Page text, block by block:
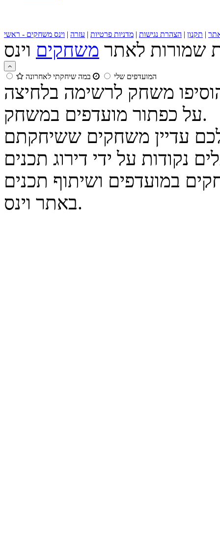
| תקנון | הצהרת נגישות | מדניות פרטיות | עזרה | וינס משחקים - ראשי
שמורות לאתר משחקים
המועדפים שלי במה שיחקתי לאחרונה
משחק לרשימה בלחיצה
על כפתור מועדפים במשחק.
על ידי דירוג תכנים
במועדפים ושיתוף תכנים
באתר וינס.